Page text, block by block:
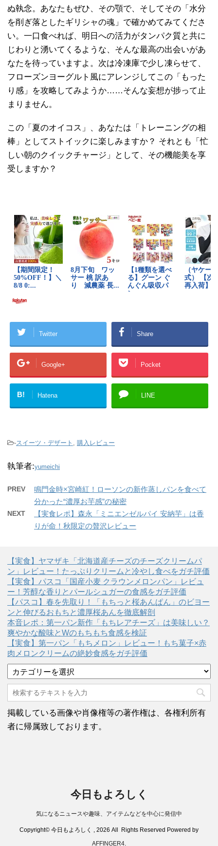
ぬ執念。あなたもぜひ、その顎で、そしてその「水分
を削ぎ落としたギリシャの魂」で確かめてみてくださ
い。一口食べれば、明日への活力がタンパク質と共に
じわりと湧いてくるような、そんな最高の出会いがあ
なたを待っていますよ。次は冷凍庫で少し凍らせて、
フローズンヨーグルト風にアレンジしてこの「もった
り感」を攻略してみようか……そんな妄想が捗って止
まりません。
この「夏のオイコス」、あなたは「トレーニングの相
棒」としてストイックに楽しみますか？ それとも「忙
しい朝のクイックチャージ」として、その機能美を享
受しますか？
Twitter Share
Google+ Pocket
B! Hatena LINE
-スイーツ・デザート , 購入レビュー
執筆者:yumeichi
PREV
鳴門金時×宮崎紅！ローソンの新作蒸しパンを食べて
分かった“濃厚お芋感”の秘密
NEXT
【実食レポ】森永「ミニエンゼルパイ 安納芋」は香
りが命！秋限定の贅沢レビュー
【実食】ヤマザキ「北海道産チーズのチーズクリームパ
ン」レビュー！たっぷりクリームと冷やし食べをガチ評価
【実食】パスコ「国産小麦 クラウンメロンパン」レビュ
ー！芳醇な香りとパールシュガーの食感をガチ評価
【パスコ】春を先取り！「もちっと桜あんぱん」のビヨー
ンと伸びるおもちと濃厚桜あんを徹底解剖
本音レポ：第一パン新作「もちレアチーズ」は美味しい？
爽やかな酸味とWのもちもち食感を検証
【実食】第一パン「もちメロン」レビュー！もち菓子×赤
肉メロンクリームの絶妙食感をガチ評価
テ
ゴ
リ
ー
掲載している画像や肖像権等の著作権は、各権利所有
者に帰属致しております。
今日もよろしく
気になるニュースや趣味、アイテムなどを中心に発信中
Copyright© 今日もよろしく , 2026 All Rights Reserved Powered by
AFFINGER4.